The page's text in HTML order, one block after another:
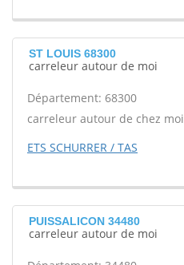
ST LOUIS 68300
carreleur autour de moi
Département: 68300
carreleur autour de chez moi
ETS SCHURRER / TAS
PUISSALICON 34480
carreleur autour de moi